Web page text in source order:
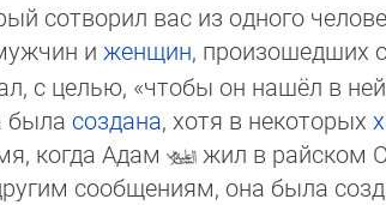
сотворил вас из одного
и женщин, произо­шедших
с це­лью, «чтобы он нашёл в
была соз­да­на, хотя в некоторых
когда Адам
жил в райском
сооб­ще­ни­ям, она была